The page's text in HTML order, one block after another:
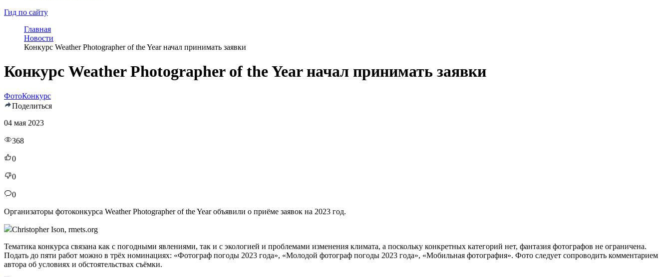
Гид по сайту
Главная
Новости
Конкурс Weather Photographer of the Year начал принимать заявки
Конкурс Weather Photographer of the Year начал принимать заявки
ФотоКонкурс
Поделиться
04 мая 2023
368
0
0
0
Организаторы фотоконкурса Weather Photographer of the Year объявили о приёме заявок на 2023 год.
Christopher Ison, rmets.org
Тематика конкурса связана как с погодными явлениями, так и с экологией и проблемами изменения климата, а поскольку конкретных категорий нет, фантазия фотографов не ограничена.
Подать до пяти работ можно в трёх номинациях: «Фотограф погоды 2023 года», «Молодой фотограф погоды 2023 года», «Мобильная фотография». Фото следует сопроводить комментарием
автора об условиях и обстоятельствах съёмки.